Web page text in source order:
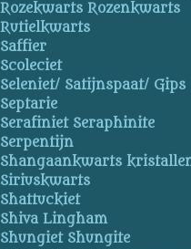
Rozekwarts Rozenkwarts
Rutielkwarts
Saffier
Scoleciet
Seleniet/ Satijnspaat/ Gips
Septarie
Serafiniet Seraphinite
Serpentijn
Shangaankwarts
Siriuskwarts
Shattuckiet
Shiva Lingham
Shungiet Shungite